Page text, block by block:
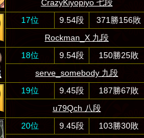
CrazyKiyopiyo 七段
17位
9.54段
371勝156敗
Rockman_X 九段
18位
9.54段
150勝25敗
serve_somebody 九段
19位
9.45段
187勝67敗
u79Qch 八段
20位
9.45段
103勝30敗